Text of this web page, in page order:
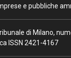
e pubbliche
di Milano,
ISSN 2421-4167